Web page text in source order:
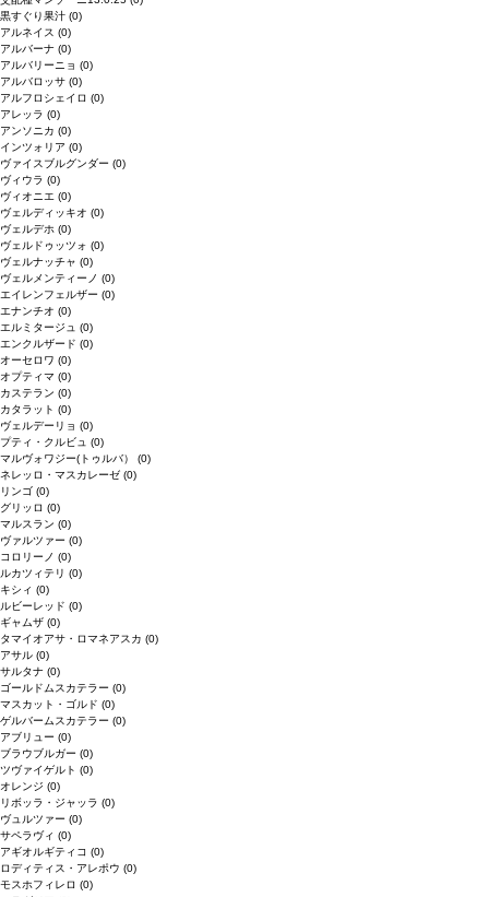
黒すぐり果汁 (0)
アルネイス (0)
アルバーナ (0)
アルバリーニョ (0)
アルバロッサ (0)
アルフロシェイロ (0)
アレッラ (0)
アンソニカ (0)
インツォリア (0)
ヴァイスブルグンダー (0)
ヴィウラ (0)
ヴィオニエ (0)
ヴェルディッキオ (0)
ヴェルデホ (0)
ヴェルドゥッツォ (0)
ヴェルナッチャ (0)
ヴェルメンティーノ (0)
エイレンフェルザー (0)
エナンチオ (0)
エルミタージュ (0)
エンクルザード (0)
オーセロワ (0)
オプティマ (0)
カステラン (0)
カタラット (0)
ヴェルデーリョ (0)
プティ・クルビュ (0)
マルヴォワジー(トゥルバ） (0)
ネレッロ・マスカレーゼ (0)
リンゴ (0)
グリッロ (0)
マルスラン (0)
ヴァルツァー (0)
コロリーノ (0)
ルカツィテリ (0)
キシィ (0)
ルビーレッド (0)
ギャムザ (0)
タマイオアサ・ロマネアスカ (0)
アサル (0)
サルタナ (0)
ゴールドムスカテラー (0)
マスカット・ゴルド (0)
ゲルバームスカテラー (0)
アブリュー (0)
ブラウブルガー (0)
ツヴァイゲルト (0)
オレンジ (0)
リボッラ・ジャッラ (0)
ヴュルツァー (0)
サペラヴィ (0)
アギオルギティコ (0)
ロディティス・アレポウ (0)
モスホフィレロ (0)